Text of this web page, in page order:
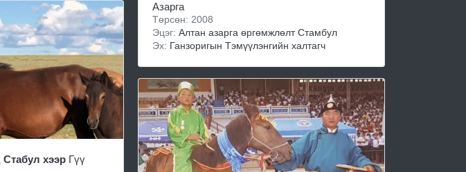
Стабул хээрГүү
Азарга
Төрсөн: 2008
Эцэг:Алтан азарга өргөмжлөлт Стамбул
Эх: Ганзоригын Тэмүүлэнгийн халтагч